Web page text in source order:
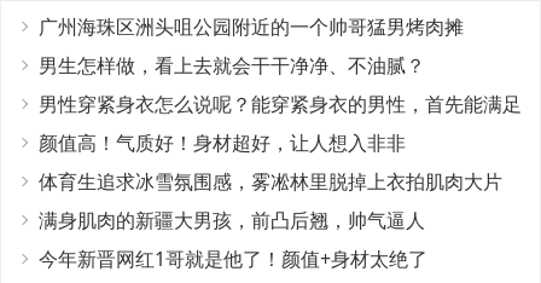
广州海珠区洲头咀公园附近的一个帅哥猛男烤肉摊
男生怎样做，看上去就会干干净净、不油腻？
男性穿紧身衣怎么说呢？能穿紧身衣的男性，首先能满足
这4个条件
颜值高！气质好！身材超好，让人想入非非
体育生追求冰雪氛围感，雾凇林里脱掉上衣拍肌肉大片
满身肌肉的新疆大男孩，前凸后翘，帅气逼人
今年新晋网红1哥就是他了！颜值+身材太绝了